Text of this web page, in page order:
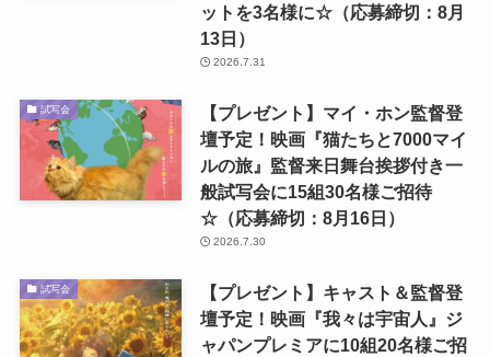
ットを3名様に☆（応募締切：8月
13日）
2026.7.31
試写会
【プレゼント】マイ・ホン監督登
壇予定！映画『猫たちと7000マイ
ルの旅』監督来日舞台挨拶付き一
般試写会に15組30名様ご招待
☆（応募締切：8月16日）
2026.7.30
試写会
【プレゼント】キャスト＆監督登
壇予定！映画『我々は宇宙人』ジ
ャパンプレミアに10組20名様ご招